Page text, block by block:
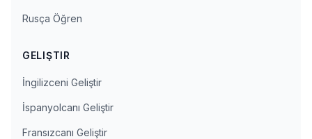
Rusça Öğren
GELIŞTIR
İngilizceni Geliştir
İspanyolcanı Geliştir
Fransızcanı Geliştir